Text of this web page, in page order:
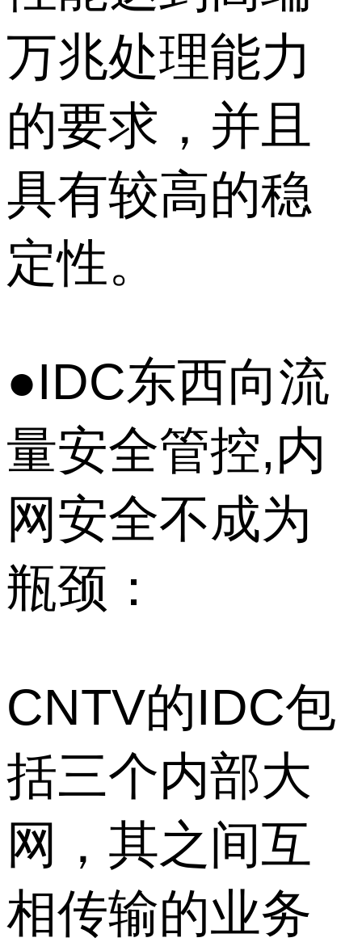
万兆处理能力
的要求，并且
具有较高的稳
定性。
●IDC东西向流
量安全管控,内
网安全不成为
瓶颈：
CNTV的IDC包
括三个内部大
网，其之间互
相传输的业务